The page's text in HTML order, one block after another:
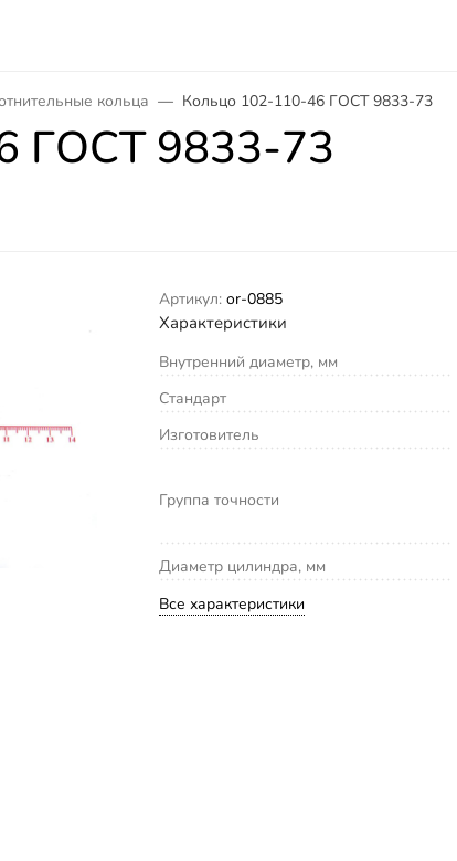
кольца Кольцо 102-110-46 ГОСТ 9833-73
ГОСТ 9833-73
Артикул: or-0885
Характеристики
Внутренний диаметр, мм
Стандарт
Изготовитель
Группа точности
Диаметр цилиндра, мм
Все характеристики